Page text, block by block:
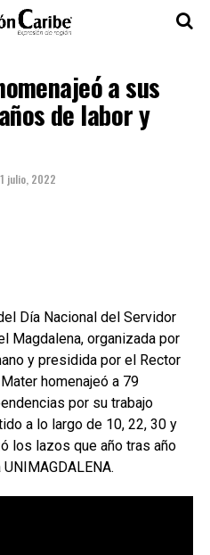
a sus
de labor y
julio, 2022
Día Nacional del Servidor
Magdalena, organizada por
y presidida por el Rector
homenajeó a 79
por su trabajo
a lo largo de 10, 22, 30 y
los lazos que año tras año